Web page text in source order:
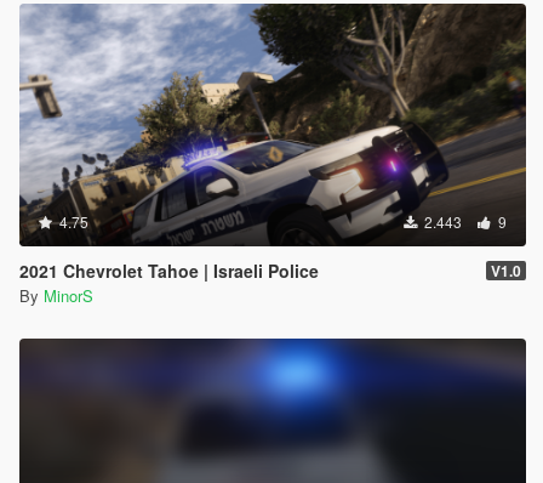
4.75 2.443 9
2021 Chevrolet Tahoe | Israeli Police V1.0
By MinorS